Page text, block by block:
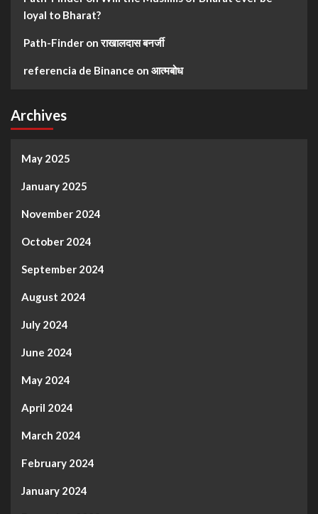
loyal to Bharat?
Path-Finder onराखालदास बनर्जी
referencia de Binance on आत्मबोध
Archives
May 2025
January 2025
November 2024
October 2024
September 2024
August 2024
July 2024
June 2024
May 2024
April 2024
March 2024
February 2024
January 2024